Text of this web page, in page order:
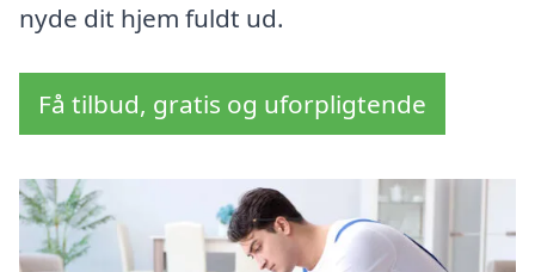
nyde dit hjem fuldt ud.
Få tilbud, gratis og uforpligtende